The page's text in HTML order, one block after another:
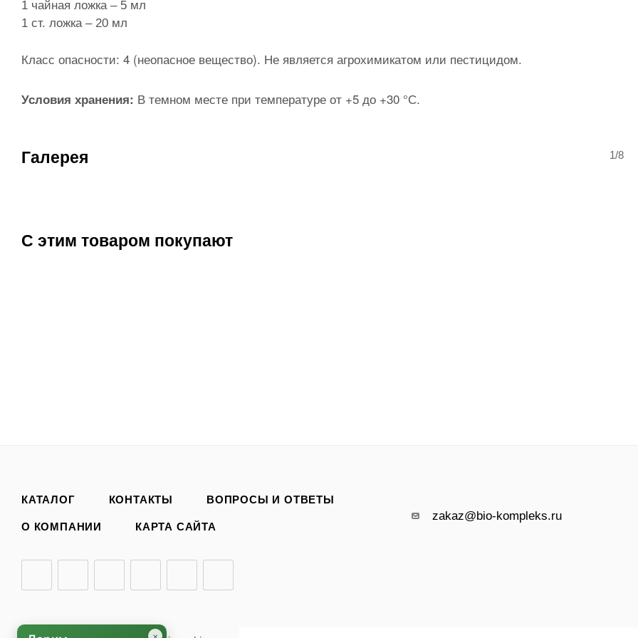
1 чайная ложка – 5 мл
1 ст. ложка – 20 мл
Класс опасности: 4 (неопасное вещество). Не является агрохимикатом или пестицидом.
Условия хранения: В темном месте при температуре от +5 до +30 °С.
Галерея 1/8
С этим товаром покупают
КАТАЛОГ КОНТАКТЫ ВОПРОСЫ И ОТВЕТЫ
О КОМПАНИИ КАРТА САЙТА
zakaz@bio-kompleks.ru